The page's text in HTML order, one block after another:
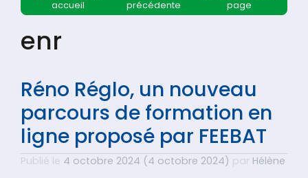
accueil
précédente
page
enr
Réno Réglo, un nouveau
parcours de formation en
ligne proposé par FEEBAT
Publié le 4 octobre 2024 (4 octobre 2024) par Hélène